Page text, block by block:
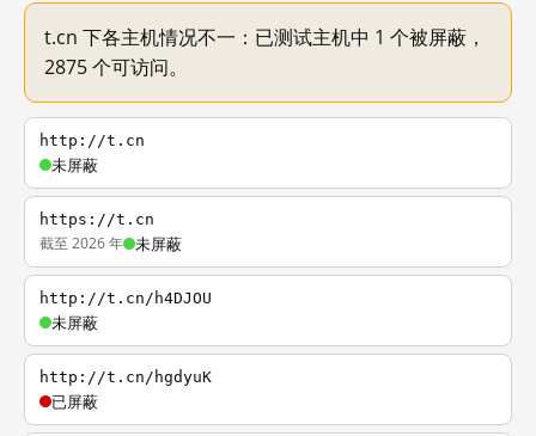
t.cn 下各主机情况不一：已测试主机中 1 个被屏蔽，
2875 个可访问。
http://t.cn
未屏蔽
https://t.cn
截至 2026 年 未屏蔽
http://t.cn/h4DJOU
未屏蔽
http://t.cn/hgdyuK
已屏蔽